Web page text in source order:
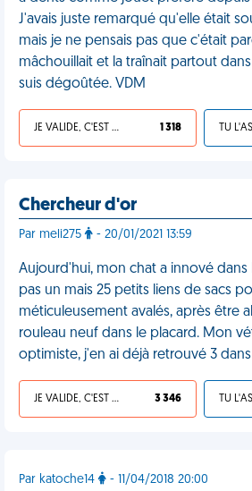
J'avais juste remarqué qu'elle était
mais je ne pensais pas que c'était
mâchouillait et la traînait partout
suis dégoûtée. VDM
JE VALIDE, C'EST UNE VDM 1 318
Chercheur d'or
Par meli275 - 20/01/2021 13:59
Aujourd'hui, mon chat a innové dans
pas un mais 25 petits liens de sacs
méticuleusement avalés, après être
rouleau neuf dans le placard. Mon
optimiste, j'en ai déjà retrouvé 3
JE VALIDE, C'EST UNE VDM 3 346
Par katoche14 - 11/04/2018 20:00